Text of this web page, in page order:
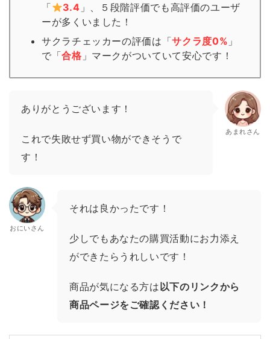
「
3.4 」、５段階評価でも高評価のユーザ
ーが多くいました！
サクラチェッカーの評価は「サクラ度0% 」
で「合格 」 マーク がついていて安心です！
ありがとうございます！
これで失敗せず買い物ができそうで
す！
あまれさん
おにいさん
それは良かったです！
少しでもあなたの購買活動にお力添え
ができたらうれしいです！
商品が気になる方は以下のリンクから
商品ページをご確認ください！